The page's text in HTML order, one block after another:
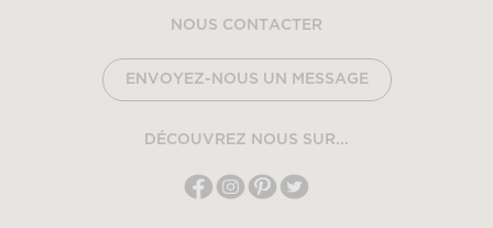
NOUS CONTACTER
ENVOYEZ-NOUS UN MESSAGE
DÉCOUVREZ NOUS SUR...